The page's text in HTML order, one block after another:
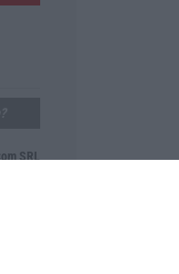
SRL